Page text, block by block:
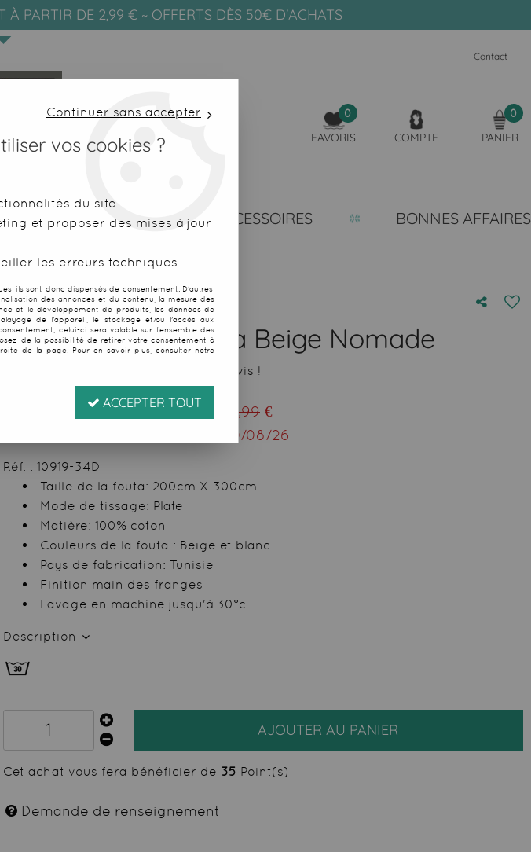
PARTIR DE 2,99 € ~ OFFERTS DÈS 50€ D'ACHATS
Contact
0
FAVORIS COMPTE
0
PANIER
FOUTAS ACCESSOIRES BONNES AFFAIRES
Fouta XXL Matmata Beige Nomade
Soyez le premier à donner votre avis !
TTC au lieu de 44,99 €
10/08/26
Réf. : 10919-34D
Taille de la fouta: 200cm X 300cm
Mode de tissage: Plate
Matière: 100% coton
Couleurs de la fouta : Beige et blanc
Pays de fabrication: Tunisie
Finition main des franges
Lavage en machine jusqu'à 30°c
Description
AJOUTER AU PANIER
Cet achat vous fera bénéficier de 35 Point(s)
Demande de renseignement
Continuer sans accepter
vos cookies ?
du site
et proposer des mises à jour
les erreurs techniques
ils sont donc dispensés de consentement. D'autres,
des annonces et du contenu, la mesure des
et le développement de produits, les données de
de l'appareil, le stockage et/ou l'accès aux
celui-ci sera valable sur l’ensemble des
de la possibilité de retirer votre consentement à
de la page. Pour en savoir plus, consulter notre
ACCEPTER TOUT